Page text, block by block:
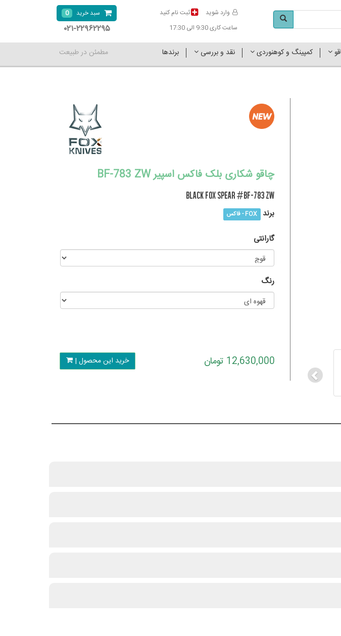
وارد شوید
ثبت نام کنید
ساعت کاری 9:30 الی 17:30
سبد خرید 0
۰۲۱-۲۲۹۶۲۲۹۵
کمپینگ و کوهنوردی نقد و بررسی برندها مطمئن در طبیعت
چاقو شکاری بلک فاکس اسپیر BF-783 ZW
BLACK FOX SPEAR #BF-783 ZW
برند FOX - فاکس
گارانتی
رنگ
12,630,000 تومان خرید این محصول |